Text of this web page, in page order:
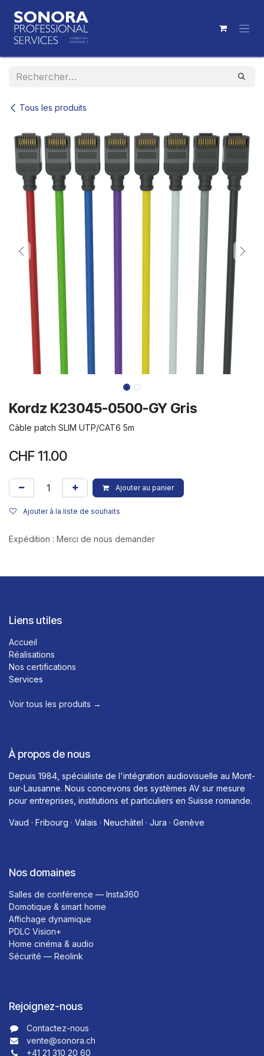
Tous les produits
Kordz K23045-0500-GY Gris
Câble patch SLIM UTP/CAT6 5m
CHF 11.00
Ajouter au panier
Ajouter à la liste de souhaits
Expédition : Merci de nous demander
Liens utiles
Accueil
Réalisations
Nos certifications
Services
Voir tous les produits →​
À propos de nous
Depuis 1984, spécialiste de l'intégration audiovisuelle au Mont-
sur-Lausanne. Nous concevons des systèmes AV sur mesure
pour entreprises, institutions et particuliers en Suisse romande.
Vaud · Fribourg · Valais · Neuchâtel · Jura · Genève
Nos domaines
Salles de conférence — Insta360
Domotique & smart home
Affichage dynamique
PDLC Vision+
Home cinéma & audio
Sécurité — Reolink
Rejoignez-nous
Contactez-nous​​
vente@sonora.ch
+41 21 310 20 60